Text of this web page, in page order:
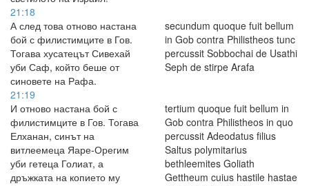
21:18
А след това отново настана
бой с филистимците в Гов.
Тогава хусатецът Сивехай
уби Саф, който беше от
синовете на Рафа.
secundum quoque fuit bellum
in Gob contra Philistheos tunc
percussit Sobbochai de Usathi
Seph de stirpe Arafa
21:19
И отново настана бой с
филистимците в Гов. Тогава
Елханан, синът на
витлеемеца Яаре-Орегим
уби гетеца Голиат, а
дръжката на копието му
tertium quoque fuit bellum in
Gob contra Philistheos in quo
percussit Adeodatus filius
Saltus polymitarius
bethleemites Goliath
Gettheum cuius hastile hastae